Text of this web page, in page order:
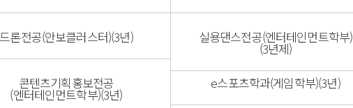
드론전공(안보클러스터)(3년) 실용댄스전공(엔터테인먼트학부)
(3년제)
콘텐츠기획홍보전공
(엔터테인먼트학부)(3년)
e스포츠학과(게임학부)(3년)